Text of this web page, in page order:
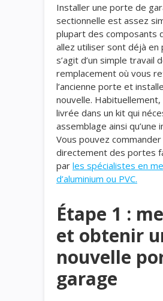
Installer une porte de
sectionnelle est assez
plupart des composants
allez utiliser sont déjà en
s’agit d’un simple travail
remplacement où vous
l’ancienne porte et
nouvelle.
livrée dans un kit qui
assemblage ainsi qu’une
Vous pouvez commander
directement des portes
par les spécialistes en
d’aluminium ou PVC.
Étape 1 :
et obtenir
nouvelle
garage